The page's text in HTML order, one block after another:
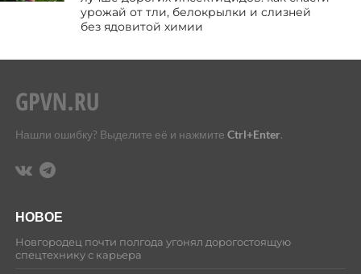
урожай от тли, белокрылки и слизней
без ядовитой химии
Нашли ошибку? Выделите её и нажмите Ctrl+Enter.
НОВОЕ
Новгородец почти полгода угонял дорогостоящую
спецтехнику с карьера